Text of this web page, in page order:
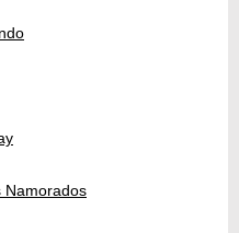
Namorados